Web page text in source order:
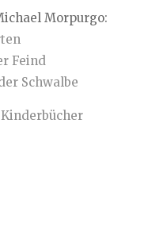
Morpurgo:
Feind
Schwalbe
Kinderbücher